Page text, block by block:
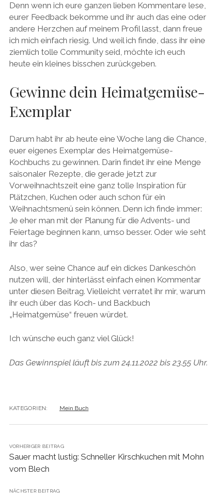
Denn wenn ich eure ganzen lieben Kommentare lese,
eurer Feedback bekomme und ihr auch das eine oder
andere Herzchen auf meinem Profil lasst, dann freue
ich mich einfach riesig. Und weil ich finde, dass ihr eine
ziemlich tolle Community seid, möchte ich euch
heute ein kleines bisschen zurückgeben.
Gewinne dein Heimatgemüse-
Exemplar
Darum habt ihr ab heute eine Woche lang die Chance,
euer eigenes Exemplar des Heimatgemüse-
Kochbuchs zu gewinnen. Darin findet ihr eine Menge
saisonaler Rezepte, die gerade jetzt zur
Vorweihnachtszeit eine ganz tolle Inspiration für
Plätzchen, Kuchen oder auch schon für ein
Weihnachtsmenü sein können. Denn ich finde immer:
Je eher man mit der Planung für die Advents- und
Feiertage beginnen kann, umso besser. Oder wie seht
ihr das?
Also, wer seine Chance auf ein dickes Dankeschön
nutzen will, der hinterlässt einfach einen Kommentar
unter diesen Beitrag. Vielleicht verratet ihr mir, warum
ihr euch über das Koch- und Backbuch
„Heimatgemüse“ freuen würdet.
Ich wünsche euch ganz viel Glück!
Das Gewinnspiel läuft bis zum 24.11.2022 bis 23.55 Uhr.
KATEGORIEN: Mein Buch
VORHERIGER BEITRAG
Sauer macht lustig: Schneller Kirschkuchen mit Mohn
vom Blech
NÄCHSTER BEITRAG